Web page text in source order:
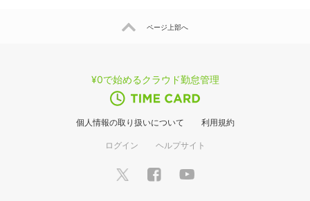
ページ上部へ
¥0で始めるクラウド勤怠管理
個人情報の取り扱いについて 利用規約
ログイン ヘルプサイト